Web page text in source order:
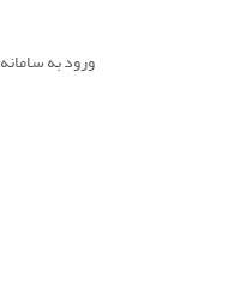
ورود به سامانه